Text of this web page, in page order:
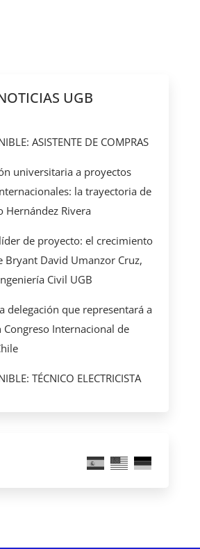
UGB
ASISTENTE DE COMPRAS
universitaria a proyectos
la trayectoria de
Hernández Rivera
de proyecto: el crecimiento
Bryant David Umanzor Cruz,
Civil UGB
delegación que representará a
Congreso Internacional de
TÉCNICO ELECTRICISTA